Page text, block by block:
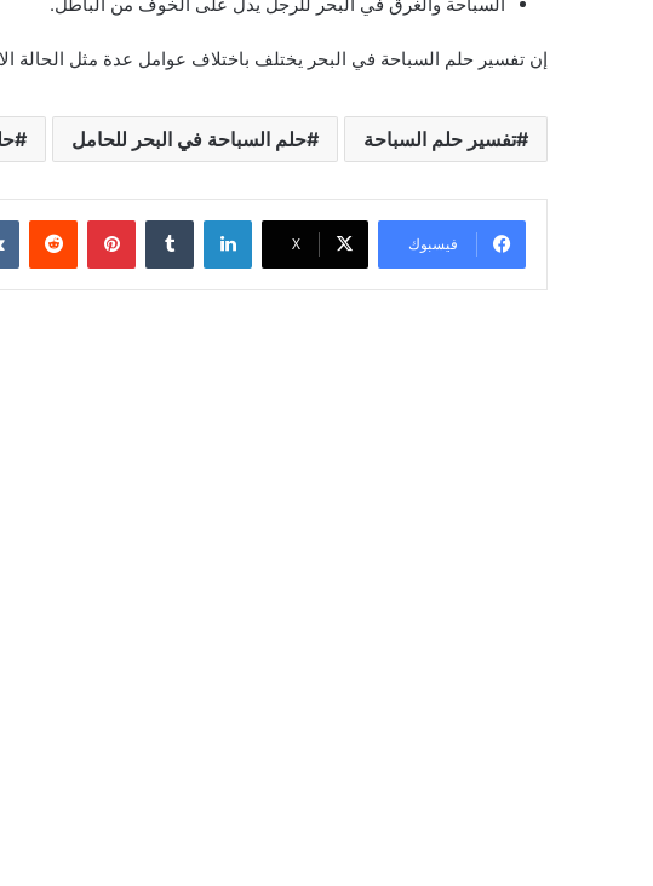
إن تفسير حلم السباحة في البحر يختلف باختلاف عوامل عدة مثل
تفسير حلم السباحة حلم السباحة في البحر للحامل
فيسبوك ‫X
لينكدإن بينتيريست